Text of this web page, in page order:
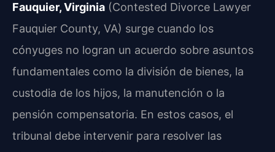
Fauquier, Virginia (Contested Divorce Lawyer
Fauquier County, VA) surge cuando los
cónyuges no logran un acuerdo sobre asuntos
fundamentales como la división de bienes, la
custodia de los hijos, la manutención o la
pensión compensatoria. En estos casos, el
tribunal debe intervenir para resolver las